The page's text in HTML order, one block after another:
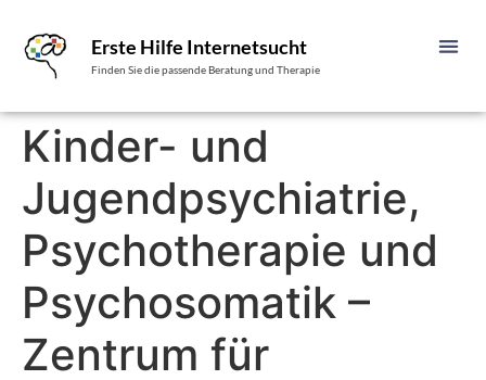
Erste Hilfe Internetsucht
Finden Sie die passende Beratung und Therapie
Kinder- und
Jugendpsychiatrie,
Psychotherapie und
Psychosomatik –
Zentrum für